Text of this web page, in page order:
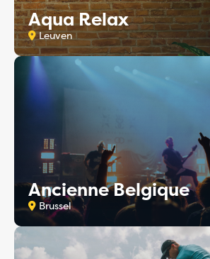
Aqua Relax
Leuven
Ancienne Belgique
Brussel